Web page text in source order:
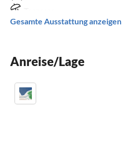
Spülmaschine
Balkon
Gesamte Ausstattung anzeigen
Anreise/Lage